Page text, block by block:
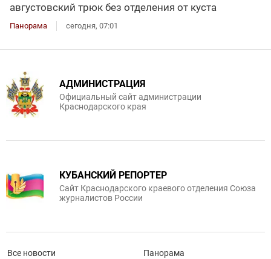
августовский трюк без отделения от куста
Панорама сегодня, 07:01
АДМИНИСТРАЦИЯ
Официальный сайт администрации
Краснодарского края
КУБАНСКИЙ РЕПОРТЕР
Сайт Краснодарского краевого отделения Союза
журналистов России
Все новости Панорама